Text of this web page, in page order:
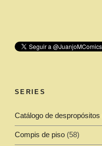
SERIES
Catálogo de despropósitos
Compis de piso (58)